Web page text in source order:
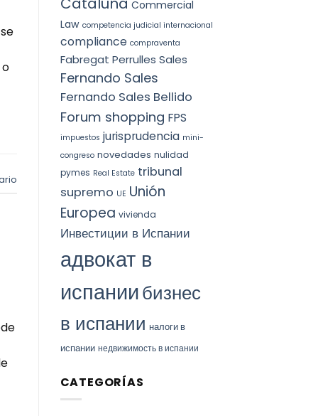
Commercial
Law competencia judicial internacional
compliance compraventa
Fabregat Perrulles Sales
Fernando Sales
Fernando Sales Bellido
Forum shopping FPS
impuestos jurisprudencia mini-
congreso novedades nulidad
pymes Real Estate tribunal
supremo UE Unión
Europea vivienda
Инвестиции в Испании
адвокат в
испаниибизнес
в испании налоги в
испании недвижимость в испании
CATEGORÍAS